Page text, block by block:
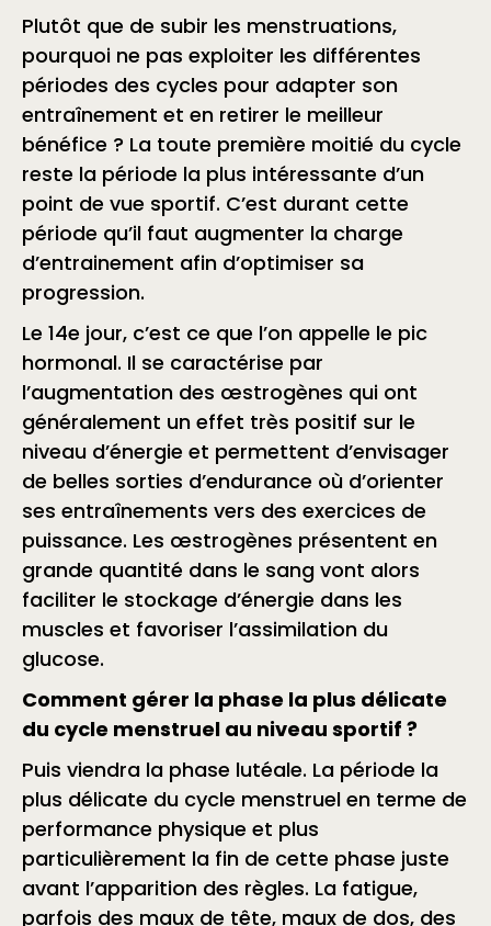
Plutôt que de subir les menstruations,
pourquoi ne pas exploiter les différentes
périodes des cycles pour adapter son
entraînement et en retirer le meilleur
bénéfice ? La toute première moitié du cycle
reste la période la plus intéressante d’un
point de vue sportif. C’est durant cette
période qu’il faut augmenter la charge
d’entrainement afin d’optimiser sa
progression.
Le 14e jour, c’est ce que l’on appelle le pic
hormonal. Il se caractérise par
l’augmentation des œstrogènes qui ont
généralement un effet très positif sur le
niveau d’énergie et permettent d’envisager
de belles sorties d’endurance où d’orienter
ses entraînements vers des exercices de
puissance. Les œstrogènes présentent en
grande quantité dans le sang vont alors
faciliter le stockage d’énergie dans les
muscles et favoriser l’assimilation du
glucose.
Comment gérer la phase la plus délicate
du cycle menstruel au niveau sportif ?
Puis viendra la phase lutéale. La période la
plus délicate du cycle menstruel en terme de
performance physique et plus
particulièrement la fin de cette phase juste
avant l’apparition des règles. La fatigue,
parfois des maux de tête, maux de dos, des